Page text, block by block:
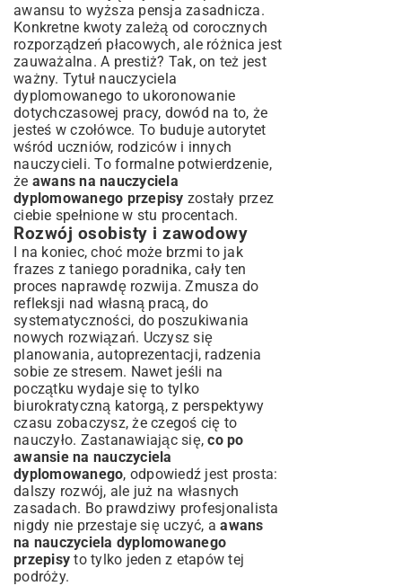
awansu to wyższa pensja zasadnicza.
Konkretne kwoty zależą od corocznych
rozporządzeń płacowych, ale różnica jest
zauważalna. A prestiż? Tak, on też jest
ważny. Tytuł nauczyciela
dyplomowanego to ukoronowanie
dotychczasowej pracy, dowód na to, że
jesteś w czołówce. To buduje autorytet
wśród uczniów, rodziców i innych
nauczycieli. To formalne potwierdzenie,
że awans na nauczyciela
dyplomowanego przepisy zostały przez
ciebie spełnione w stu procentach.
Rozwój osobisty i zawodowy
I na koniec, choć może brzmi to jak
frazes z taniego poradnika, cały ten
proces naprawdę rozwija. Zmusza do
refleksji nad własną pracą, do
systematyczności, do poszukiwania
nowych rozwiązań. Uczysz się
planowania, autoprezentacji, radzenia
sobie ze stresem. Nawet jeśli na
początku wydaje się to tylko
biurokratyczną katorgą, z perspektywy
czasu zobaczysz, że czegoś cię to
nauczyło. Zastanawiając się,co po
awansie na nauczyciela
dyplomowanego, odpowiedź jest prosta:
dalszy rozwój, ale już na własnych
zasadach. Bo prawdziwy profesjonalista
nigdy nie przestaje się uczyć, aawans
na nauczyciela dyplomowanego
przepisy to tylko jeden z etapów tej
podróży.